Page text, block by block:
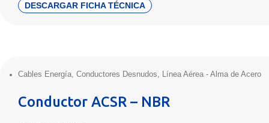
DESCARGAR FICHA TÉCNICA
Cables Energía, Conductores Desnudos, Línea Aérea - Alma de Acero
Conductor ACSR – NBR